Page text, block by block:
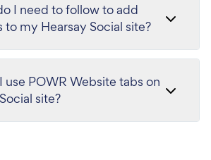
I need to follow to add
to my Hearsay Social site?
use POWR Website tabs on
site?